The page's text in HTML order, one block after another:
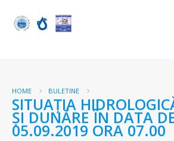
HOME BULETINE
SITUAŢIA
ŞI DUNĂRE ÎN DATA
05.09.2019 ORA 07.00